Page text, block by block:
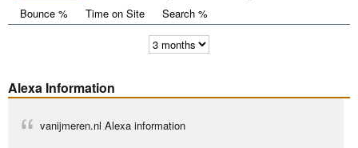
Bounce %
Time on Site Search %
Alexa Information
vanijmeren.nl Alexa information